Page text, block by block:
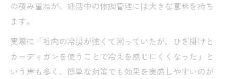
の積み重ねが、妊活中の体調管理には大きな意味を持ち
ます。
実際に「社内の冷房が強くて困っていたが、ひざ掛けと
カーディガンを使うことで冷えを感じにくくなった」と
いう声も多く、簡単な対策でも効果を実感しやすいのが